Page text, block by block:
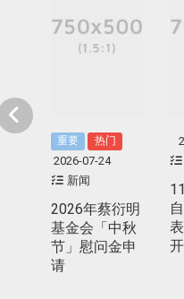
重要 热门
2026-07-24
新闻
2026年蔡衍明
基金会「中秋
节」慰问金申
请